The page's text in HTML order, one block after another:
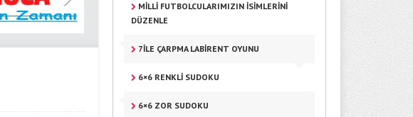
MILLI FUTBOLCULARIMIZIN ISIMLERINI
DÜZENLE
7ILE ÇARPMA LABIRENT OYUNU
6×6 RENKLI SUDOKU
6×6 ZOR SUDOKU